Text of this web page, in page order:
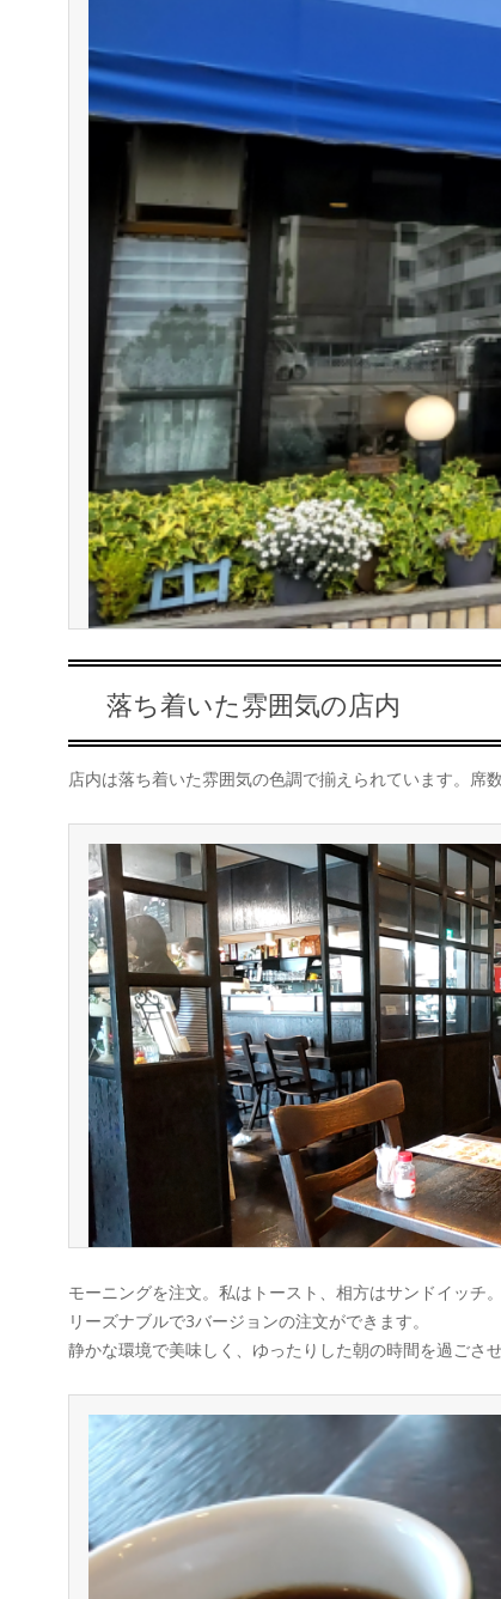
落ち着いた雰囲気の店内
店内は落ち着いた雰囲気の色調で揃えられています。席
モーニングを注文。私はトースト、相方はサンドイッチ。
リーズナブルで3バージョンの注文ができます。
静かな環境で美味しく、ゆったりした朝の時間を過ごさ